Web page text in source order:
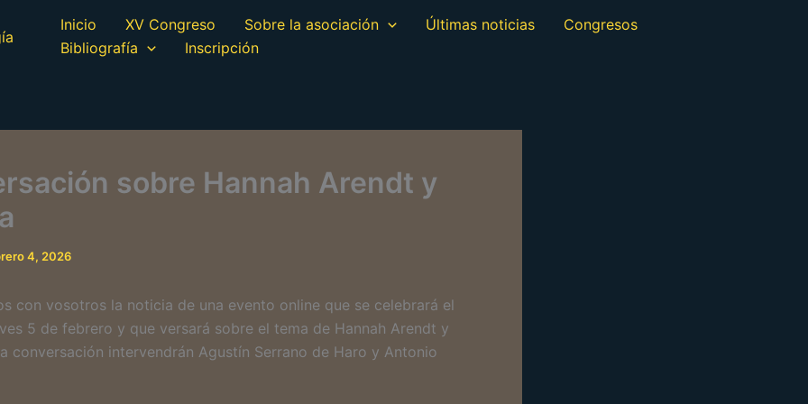
Inicio XV Congreso Sobre la asociación Últimas noticias
Congresos
Bibliografía
Inscripción
sobre Hannah Arendt y
4, 2026
con vosotros la noticia de una evento online que se celebrará el
5 de febrero y que versará sobre el tema de Hannah Arendt y
conversación intervendrán Agustín Serrano de Haro y Antonio